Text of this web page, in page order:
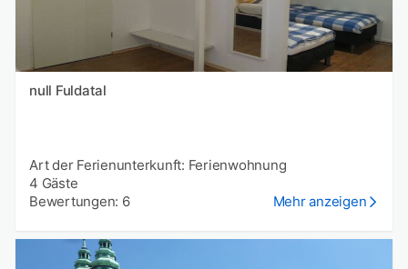
null Fuldatal
Art der Ferienunterkunft: Ferienwohnung
4 Gäste
Bewertungen: 6
Mehr anzeigen